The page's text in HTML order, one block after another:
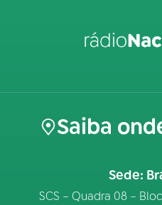
Saiba
Sede:
SCS – Quadra 08 –